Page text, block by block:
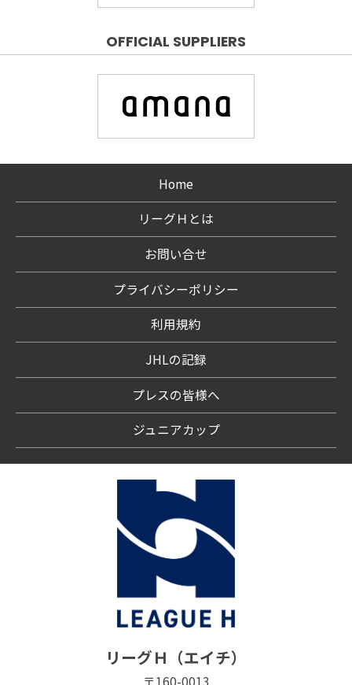
OFFICIAL SUPPLIERS
Home
リーグＨとは
お問い合せ
プライバシーポリシー
利用規約
JHLの記録
プレスの皆様へ
ジュニアカップ
リーグＨ（エイチ）